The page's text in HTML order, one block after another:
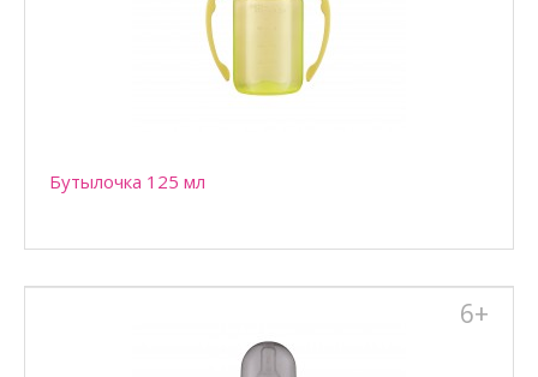
Бутылочка 125 мл
Бутылочка 125 мл
6+